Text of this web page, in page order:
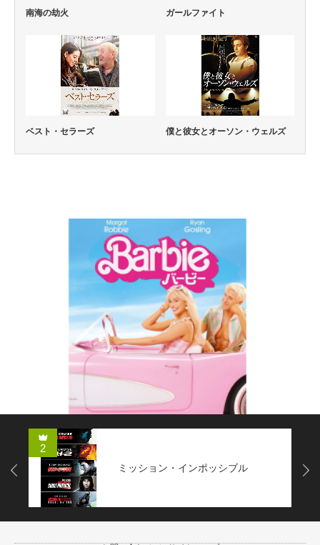
南海の劫火 ガールファイト
ベスト・セラーズ 僕と彼女とオーソン・ウェルズ
2
ミッション・インポッシブル
Next